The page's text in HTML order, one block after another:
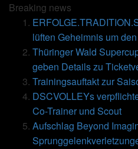
Breaking news
lüften Geheimnis um
Thüringer Wald
geben Details zu
Trainingsauftakt zur
DSCVOLLEYs
Co-Trainer und Scout
Aufschlag Beyond